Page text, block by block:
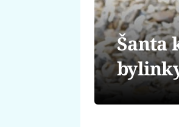
Šanta